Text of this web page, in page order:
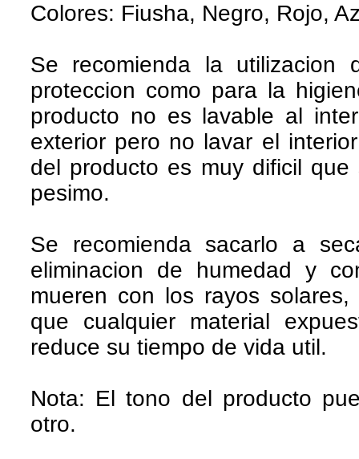
Colores: Fiusha, Negro, Rojo,
Se recomienda la utilizacion
proteccion como para la
producto no es lavable al
exterior pero no lavar el
del producto es muy dificil
pesimo.
Se recomienda sacarlo a
eliminacion de humedad y
mueren con los rayos
que cualquier material
reduce su tiempo de vida util.
Nota: El tono del producto
otro.